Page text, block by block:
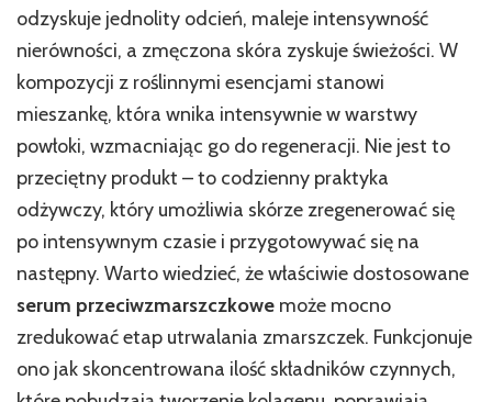
odzyskuje jednolity odcień, maleje intensywność
nierówności, a zmęczona skóra zyskuje świeżości. W
kompozycji z roślinnymi esencjami stanowi
mieszankę, która wnika intensywnie w warstwy
powłoki, wzmacniając go do regeneracji. Nie jest to
przeciętny produkt – to codzienny praktyka
odżywczy, który umożliwia skórze zregenerować się
po intensywnym czasie i przygotowywać się na
następny. Warto wiedzieć, że właściwie dostosowane
serum przeciwzmarszczkowe może mocno
zredukować etap utrwalania zmarszczek. Funkcjonuje
ono jak skoncentrowana ilość składników czynnych,